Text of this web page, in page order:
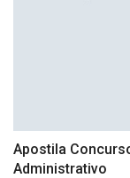
Apostila
Administrativo